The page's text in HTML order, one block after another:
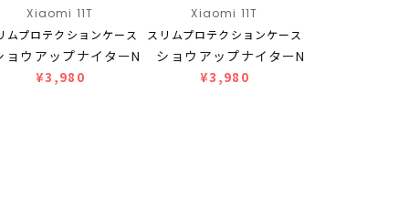
Xiaomi 11T
ムプロテクションケース
ョウアップナイターN…
¥3,980
Xiaomi 11T
スリムプロテクションケース
ショウアップナイターN…
¥3,980